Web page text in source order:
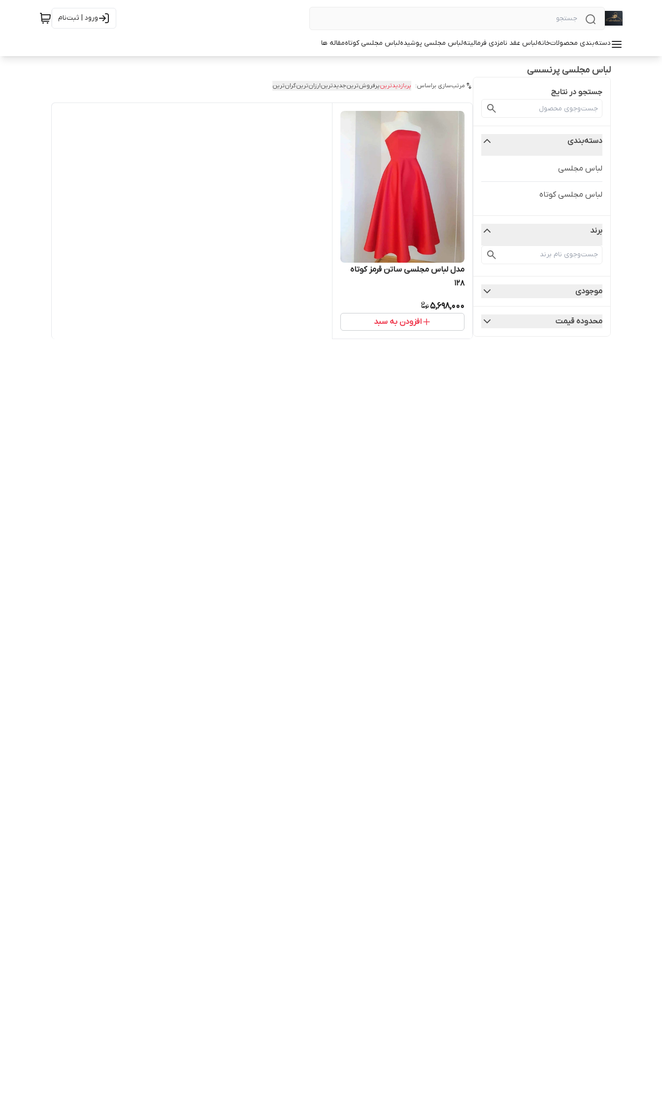
ورود | ثبت‌نام
دسته‌بندی محصولاتخانهلباس عقد نامزدی فرمالیتهلباس مجلسی پوشیدهلباس مجلسی کوتاهمقاله ها
لباس مجلسی پرنسسی
جستجو در نتایج
دسته‌بندی
لباس مجلسی
لباس مجلسی کوتاه
برند
موجودی
محدوده قیمت
مرتب‌سازی براساس: پربازدیدترینپرفروش‌ترینجدیدترینارزان‌ترینگران‌ترین
مدل لباس مجلسی ساتن قرمز کوتاه
۱۲۸
5,698,000
افزودن به سبد